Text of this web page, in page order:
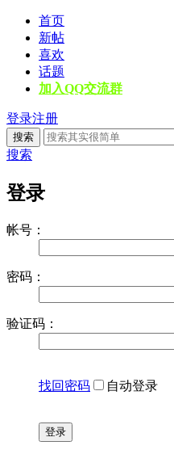
首页
新帖
喜欢
话题
加入QQ交流群
登录注册
搜索
搜索
登录
帐号：
密码：
验证码：
找回密码 自动登录
登录